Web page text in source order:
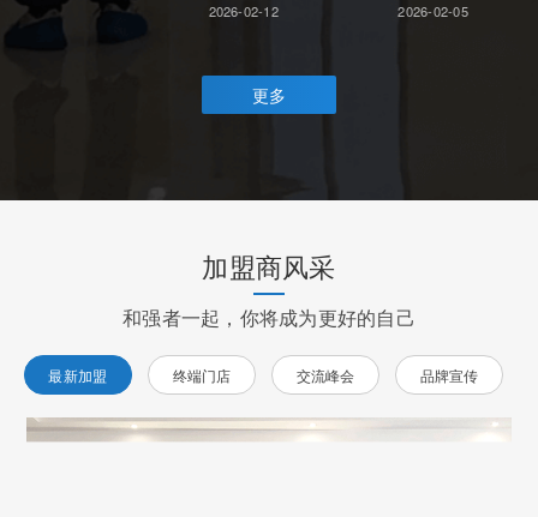
2026-02-12
2026-02-05
更多
加盟商风采
和强者一起，你将成为更好的自己
最新加盟 终端门店 交流峰会 品牌宣传